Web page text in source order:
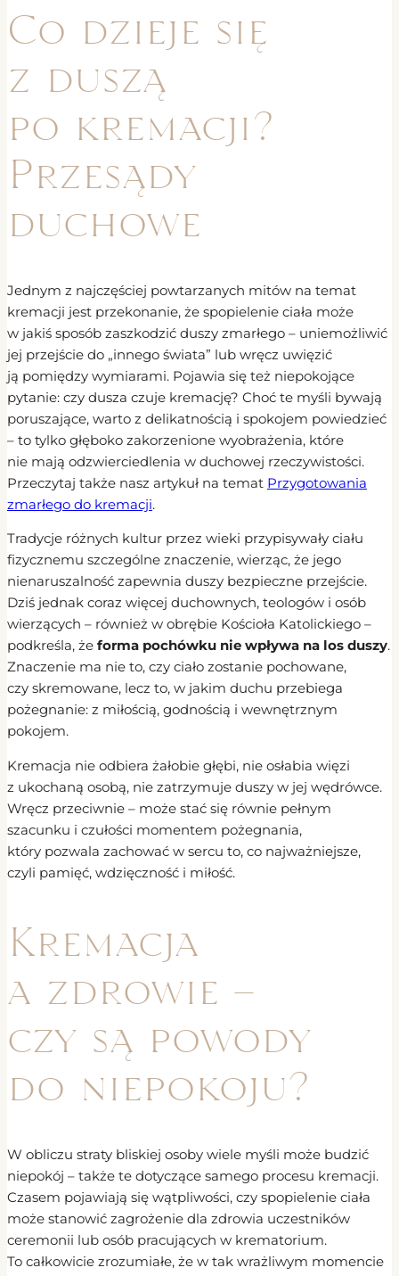
Co dzieje się
z duszą
po kremacji?
Przesądy
duchowe
Jednym z najczęściej powtarzanych mitów na temat
kremacji jest przekonanie, że spopielenie ciała może
w jakiś sposób zaszkodzić duszy zmarłego – uniemożliwić
jej przejście do „innego świata” lub wręcz uwięzić
ją pomiędzy wymiarami. Pojawia się też niepokojące
pytanie: czy dusza czuje kremację? Choć te myśli bywają
poruszające, warto z delikatnością i spokojem powiedzieć
– to tylko głęboko zakorzenione wyobrażenia, które
nie mają odzwierciedlenia w duchowej rzeczywistości.
Przeczytaj także nasz artykuł na temat Przygotowania
zmarłego do kremacji.
Tradycje różnych kultur przez wieki przypisywały ciału
fizycznemu szczególne znaczenie, wierząc, że jego
nienaruszalność zapewnia duszy bezpieczne przejście.
Dziś jednak coraz więcej duchownych, teologów i osób
wierzących – również w obrębie Kościoła Katolickiego –
podkreśla, że forma pochówku nie wpływa na los duszy.
Znaczenie ma nie to, czy ciało zostanie pochowane,
czy skremowane, lecz to, w jakim duchu przebiega
pożegnanie: z miłością, godnością i wewnętrznym
pokojem.
Kremacja nie odbiera żałobie głębi, nie osłabia więzi
z ukochaną osobą, nie zatrzymuje duszy w jej wędrówce.
Wręcz przeciwnie – może stać się równie pełnym
szacunku i czułości momentem pożegnania,
który pozwala zachować w sercu to, co najważniejsze,
czyli pamięć, wdzięczność i miłość.
Kremacja
a zdrowie –
czy są powody
do niepokoju?
W obliczu straty bliskiej osoby wiele myśli może budzić
niepokój – także te dotyczące samego procesu kremacji.
Czasem pojawiają się wątpliwości, czy spopielenie ciała
może stanowić zagrożenie dla zdrowia uczestników
ceremonii lub osób pracujących w krematorium.
To całkowicie zrozumiałe, że w tak wrażliwym momencie